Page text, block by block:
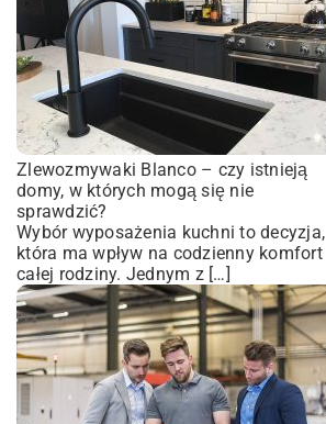
Zlewozmywaki Blanco – czy istnieją
domy, w których mogą się nie
sprawdzić?
Wybór wyposażenia kuchni to decyzja,
która ma wpływ na codzienny komfort
całej rodziny. Jednym z […]